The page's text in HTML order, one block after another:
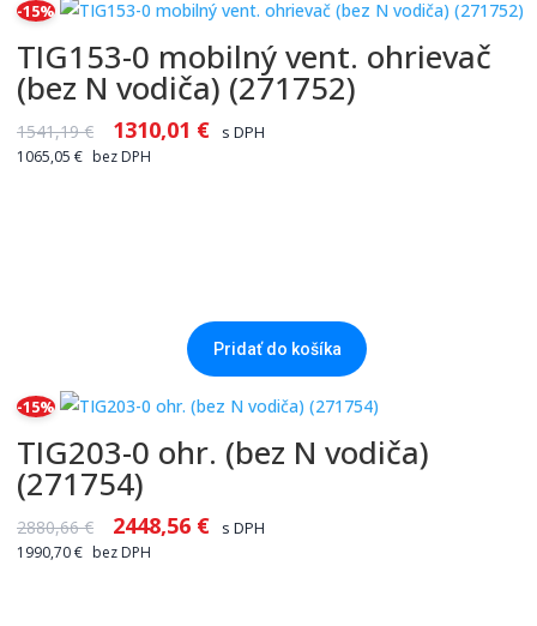
-15%
TIG153-0 mobilný vent. ohrievač
(bez N vodiča) (271752)
1541,19€ 1310,01 € s DPH
1065,05 € bez DPH
Pridať do košíka
-15%
TIG203-0 ohr. (bez N vodiča)
(271754)
2880,66€ 2448,56 € s DPH
1990,70€ bez DPH